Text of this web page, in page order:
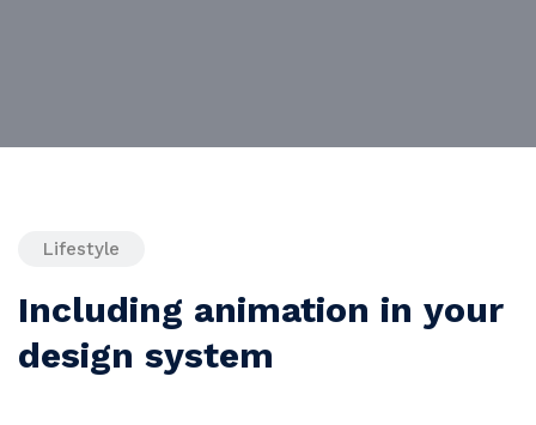
Lifestyle
Including animation in your
design system